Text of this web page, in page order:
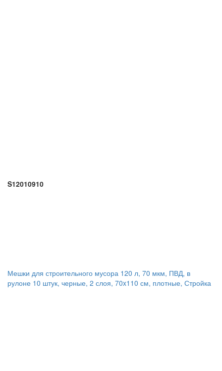
S12010910
Мешки для строительного мусора 120 л, 70 мкм, ПВД, в
рулоне 10 штук, черные, 2 слоя, 70x110 см, плотные, Стройка